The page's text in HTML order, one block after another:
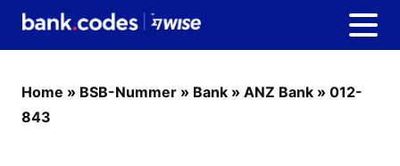
Home » BSB-Nummer » Bank » ANZ Bank » 012-
843